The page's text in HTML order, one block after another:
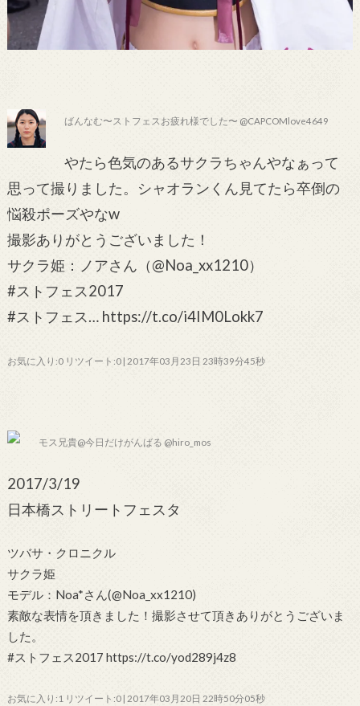
ばんなむ〜ストフェスお疲れ様でした〜 @CAPCOMlove4649
やたら色気のあるサクラちゃんやなぁって
思って撮りました。シャオランくん見てたら卒倒の
悩殺ポーズやなw
撮影ありがとうございました！
サクラ姫：ノアさん（@Noa_xx1210）
#ストフェス2017
#ストフェス… https://t.co/i4IM0Lokk7
お気に入り:0 リツイート:0 | 2017年03月23日 23時39分45秒
モス兄貴@今日だけがんばる @hiro_mos
2017/3/19
日本橋ストリートフェスタ
ツバサ・クロニクル
サクラ姫
モデル：Noa*さん(@Noa_xx1210)
素敵な表情を頂きました！撮影させて頂きありがとうございま
した。
#ストフェス2017 https://t.co/yod289j4z8
お気に入り:1 リツイート:0 | 2017年03月20日 22時50分05秒